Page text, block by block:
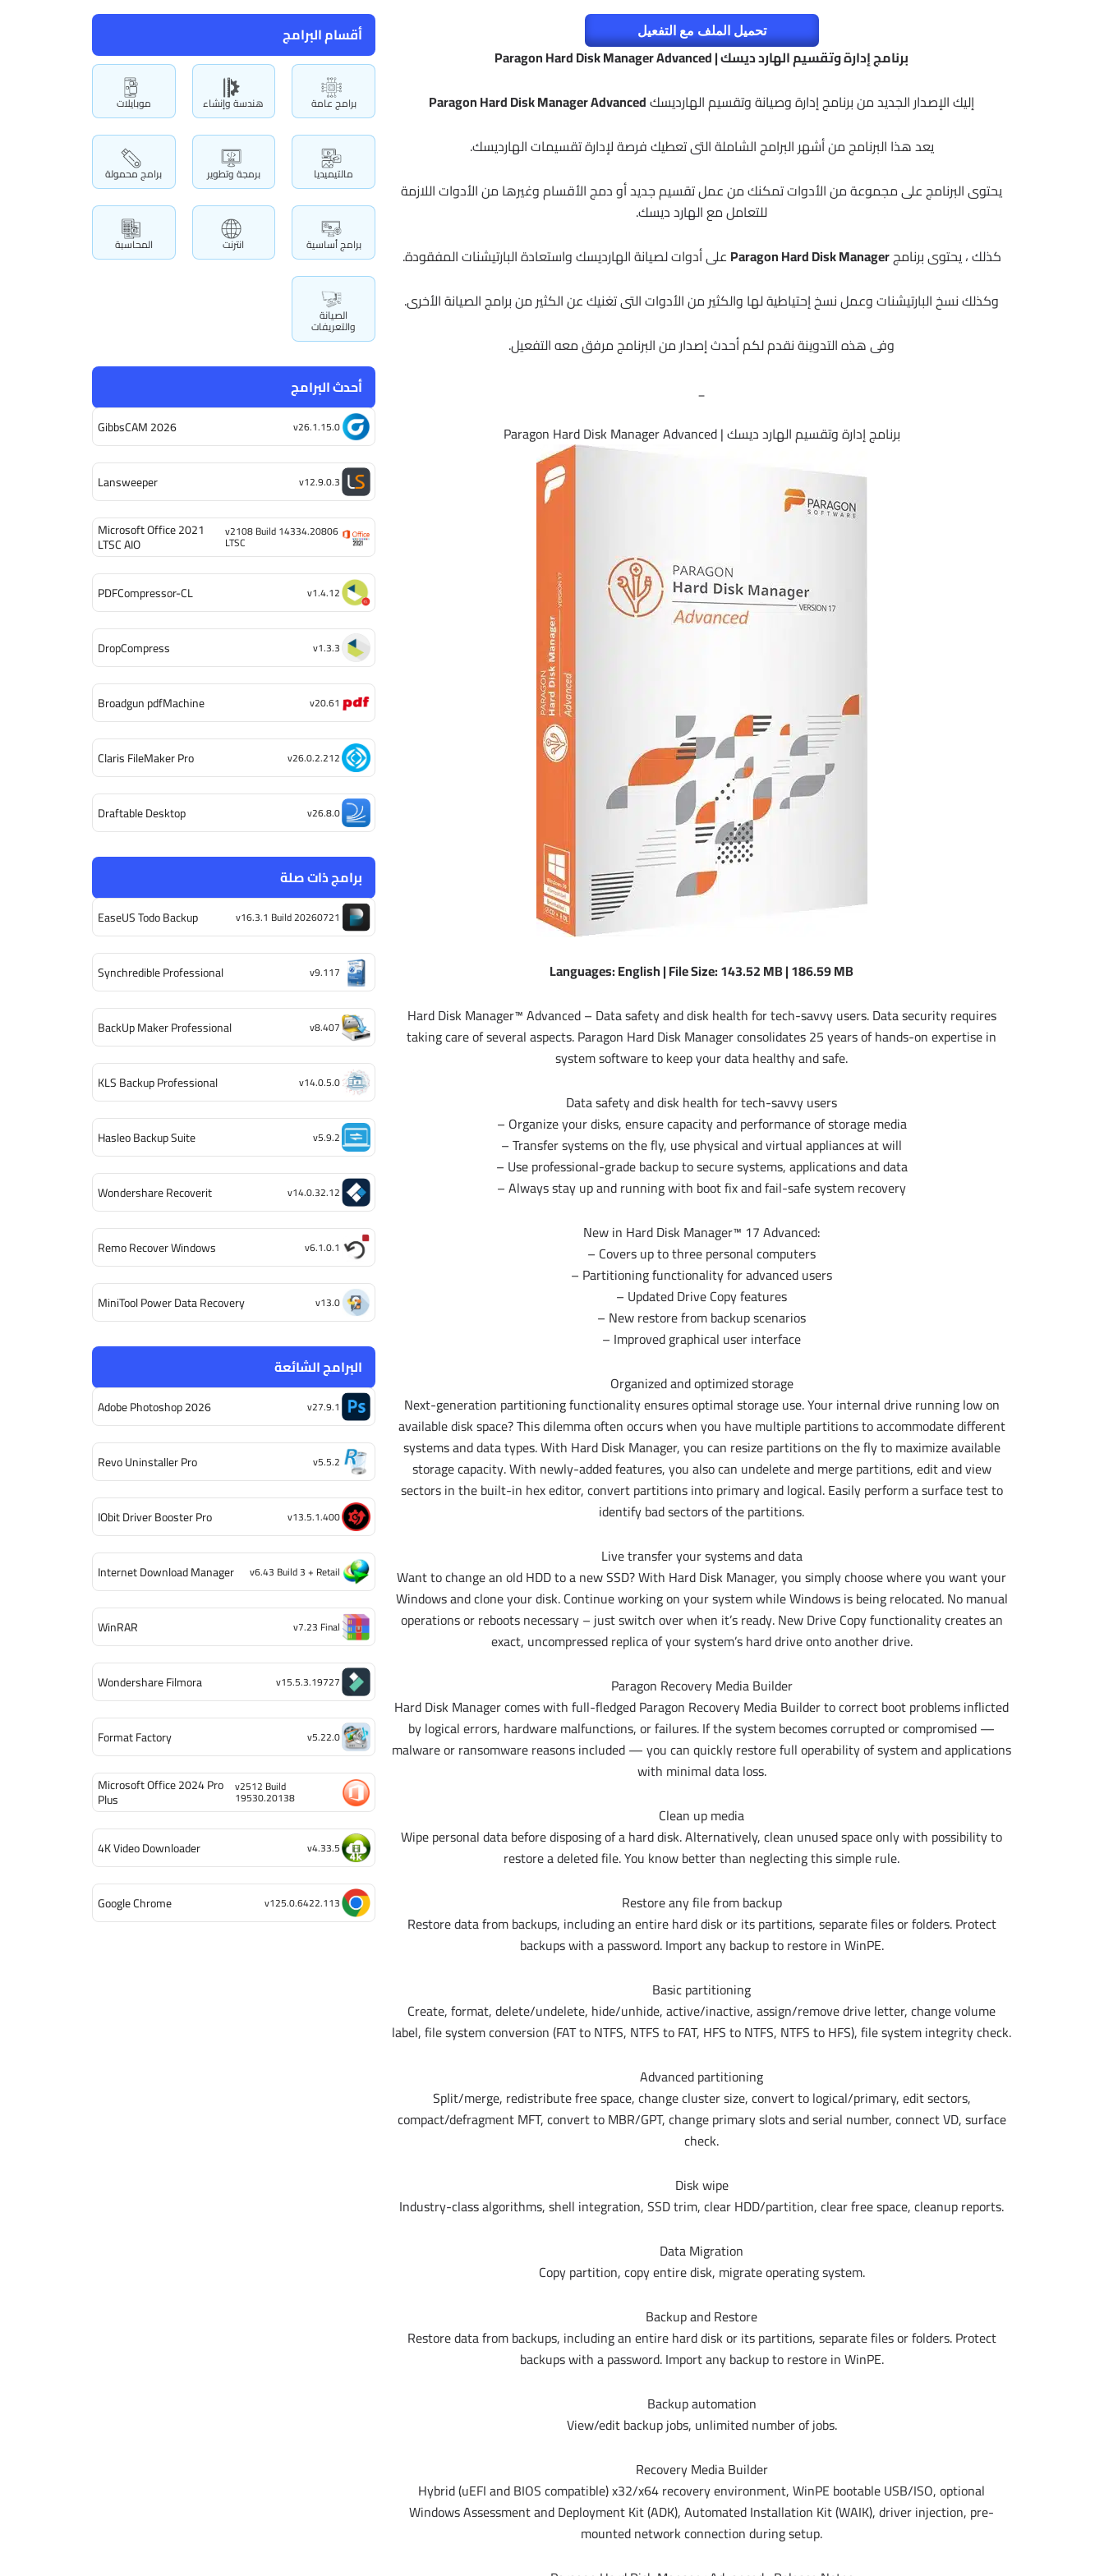
أقسام البرامج
برامج عامة هندسة وإنشاء موبايلات
مالتيميديا برمجة وتطوير برامج محمولة
برامج أساسية انترنت المحاسبة
الصيانة
والتعريفات
أحدث البرامج
GibbsCAM 2026 v26.1.15.0
Lansweeper v12.9.0.3
Microsoft Office 2021
LTSC AIO
v2108 Build 14334.20806
LTSC
PDFCompressor-CL v1.4.12
DropCompress v1.3.3
Broadgun pdfMachine v20.61
Claris FileMaker Pro v26.0.2.212
Draftable Desktop v26.8.0
برامج ذات صلة
EaseUS Todo Backup v16.3.1 Build 20260721
Synchredible Professional v9.117
BackUp Maker Professional v8.407
KLS Backup Professional v14.0.5.0
Hasleo Backup Suite v5.9.2
Wondershare Recoverit v14.0.32.12
Remo Recover Windows v6.1.0.1
MiniTool Power Data Recovery v13.0
البرامج الشائعة
Adobe Photoshop 2026 v27.9.1
Revo Uninstaller Pro v5.5.2
IObit Driver Booster Pro v13.5.1.400
Internet Download Manager v6.43 Build 3 + Retail
WinRAR v7.23 Final
Wondershare Filmora v15.5.3.19727
Format Factory v5.22.0
Microsoft Office 2024 Pro
Plus
v2512 Build
19530.20138
4K Video Downloader v4.33.5
Google Chrome v125.0.6422.113
تحميل الملف مع التفعيل
برنامج إدارة وتقسيم الهارد ديسك | Paragon Hard Disk Manager Advanced
إليك الإصدار الجديد من برنامج إدارة وصيانة وتقسيم الهارديسكParagon Hard Disk Manager Advanced
يعد هذا البرنامج من أشهر البرامج الشاملة التى تعطيك فرصة لإدارة تقسيمات الهارديسك.
يحتوى البرنامج على مجموعة من الأدوات تمكنك من عمل تقسيم جديد أو دمج الأقسام وغيرها من الأدوات اللازمة
للتعامل مع الهارد ديسك.
كذلك ، يحتوى برنامجParagon Hard Disk Manager على أدوات لصيانة الهارديسك واستعادة البارتيشنات المفقودة.
وكذلك نسخ البارتيشنات وعمل نسخ إحتياطية لها والكثير من الأدوات التى تغنيك عن الكثير من برامج الصيانة الأخرى.
وفى هذه التدوينة نقدم لكم أحدث إصدار من البرنامج مرفق معه التفعيل.
_
برنامج إدارة وتقسيم الهارد ديسك | Paragon Hard Disk Manager Advanced
Languages: English | File Size: 143.52 MB | 186.59 MB
Hard Disk Manager™ Advanced – Data safety and disk health for tech-savvy users. Data security requires
taking care of several aspects. Paragon Hard Disk Manager consolidates 25 years of hands-on expertise in
system software to keep your data healthy and safe.
Data safety and disk health for tech-savvy users
– Organize your disks, ensure capacity and performance of storage media
– Transfer systems on the fly, use physical and virtual appliances at will
– Use professional-grade backup to secure systems, applications and data
– Always stay up and running with boot fix and fail-safe system recovery
New in Hard Disk Manager™ 17 Advanced:
– Covers up to three personal computers
– Partitioning functionality for advanced users
– Updated Drive Copy features
– New restore from backup scenarios
– Improved graphical user interface
Organized and optimized storage
Next-generation partitioning functionality ensures optimal storage use. Your internal drive running low on
available disk space? This dilemma often occurs when you have multiple partitions to accommodate different
systems and data types. With Hard Disk Manager, you can resize partitions on the fly to maximize available
storage capacity. With newly-added features, you also can undelete and merge partitions, edit and view
sectors in the built-in hex editor, convert partitions into primary and logical. Easily perform a surface test to
identify bad sectors of the partitions.
Live transfer your systems and data
Want to change an old HDD to a new SSD? With Hard Disk Manager, you simply choose where you want your
Windows and clone your disk. Continue working on your system while Windows is being relocated. No manual
operations or reboots necessary – just switch over when it’s ready. New Drive Copy functionality creates an
exact, uncompressed replica of your system’s hard drive onto another drive.
Paragon Recovery Media Builder
Hard Disk Manager comes with full-fledged Paragon Recovery Media Builder to correct boot problems inflicted
by logical errors, hardware malfunctions, or failures. If the system becomes corrupted or compromised —
malware or ransomware reasons included — you can quickly restore full operability of system and applications
with minimal data loss.
Clean up media
Wipe personal data before disposing of a hard disk. Alternatively, clean unused space only with possibility to
restore a deleted file. You know better than neglecting this simple rule.
Restore any file from backup
Restore data from backups, including an entire hard disk or its partitions, separate files or folders. Protect
backups with a password. Import any backup to restore in WinPE.
Basic partitioning
Create, format, delete/undelete, hide/unhide, active/inactive, assign/remove drive letter, change volume
label, file system conversion (FAT to NTFS, NTFS to FAT, HFS to NTFS, NTFS to HFS), file system integrity check.
Advanced partitioning
Split/merge, redistribute free space, change cluster size, convert to logical/primary, edit sectors,
compact/defragment MFT, convert to MBR/GPT, change primary slots and serial number, connect VD, surface
check.
Disk wipe
Industry-class algorithms, shell integration, SSD trim, clear HDD/partition, clear free space, cleanup reports.
Data Migration
Copy partition, copy entire disk, migrate operating system.
Backup and Restore
Restore data from backups, including an entire hard disk or its partitions, separate files or folders. Protect
backups with a password. Import any backup to restore in WinPE.
Backup automation
View/edit backup jobs, unlimited number of jobs.
Recovery Media Builder
Hybrid (uEFI and BIOS compatible) x32/x64 recovery environment, WinPE bootable USB/ISO, optional
Windows Assessment and Deployment Kit (ADK), Automated Installation Kit (WAIK), driver injection, pre-
mounted network connection during setup.